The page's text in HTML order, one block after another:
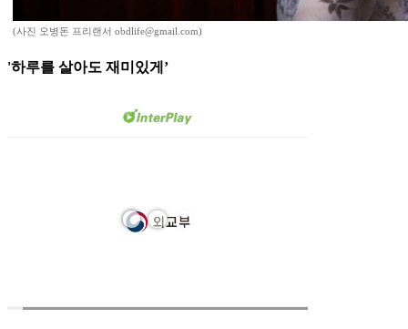
(사진 오병돈 프리랜서 obdlife@gmail.com)
'하루를 살아도 재미있게’